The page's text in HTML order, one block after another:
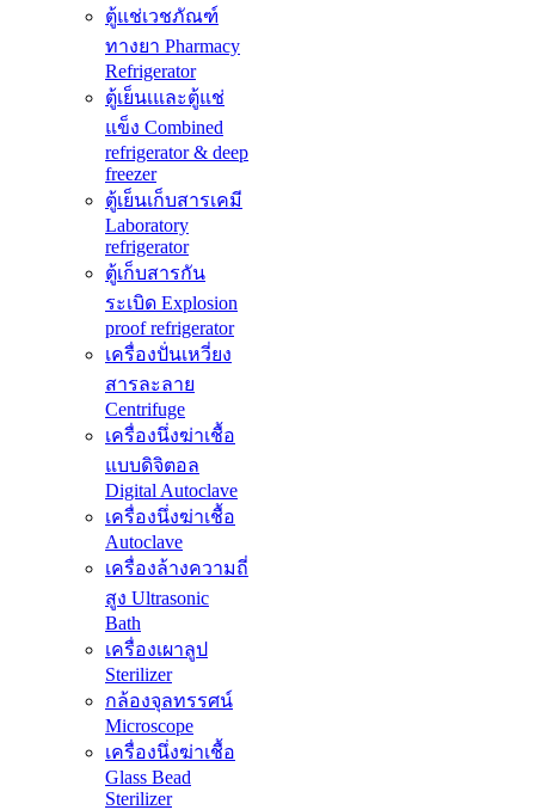
ตู้แช่เวชภัณฑ์
ทางยา Pharmacy
Refrigerator
ตู้เย็นเและตู้แช่
แข็ง Combined
refrigerator & deep
freezer
ตู้เย็นเก็บสารเคมี
Laboratory
refrigerator
ตู้เก็บสารกัน
ระเบิด Explosion
proof refrigerator
เครื่องปั่นเหวี่ยง
สารละลาย
Centrifuge
เครื่องนึ่งฆ่าเชื้อ
แบบดิจิตอล
Digital Autoclave
เครื่องนึ่งฆ่าเชื้อ
Autoclave
เครื่องล้างความถี่
สูง Ultrasonic
Bath
เครื่องเผาลูป
Sterilizer
กล้องจุลทรรศน์
Microscope
เครื่องนึ่งฆ่าเชื้อ
Glass Bead
Sterilizer